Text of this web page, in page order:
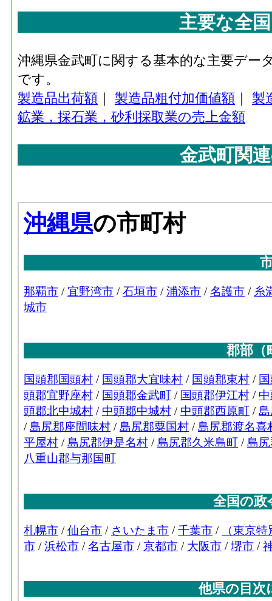
払額
石油･原材料、燃料、電力使用等額[百万円
品製造業 の燃料費と電力も含む年間原材
石油･製造品出荷額等[百万円](2016)
造工程から生じた年間製造品出荷額
石油･粗付加価値額[百万円](2016)：石油製
の製造品生産活動によって新規に付加さ
石油･有形固定資産年末現在高[百万円
造業 の従業者10人以上事業所における有
う工場、製作所、製造所あるいは加工所の
プラスチック･従業者数[人](2016)
プラスチック･現金給与総額[百万円](2016)
への支払額
プラスチック･原材料、燃料、電力使用等
プラスチック･製造品出荷額等[百万円
造業 の製造工程から生じた年間製造品出
プラスチック･粗付加価値額[百万円](2016)
業 の年間の製造品生産活動によって新規
プラスチック･有形固定資産年末現在高[百
ク製品製造業 の従業者10人以上事業所に
在高
ゴム･従業者数[人](2016) ：ゴム製品製造業
族従業者、常用労働者の数
る者の人件費及び派遣受入者に係る人材
主要な全
沖縄県金武町に関する基本的な主要デ
です。
製造品出荷額 ｜ 製造品粗付加価値額 ｜ 製
鉱業，採石業，砂利採取業の売上金額
金武町関